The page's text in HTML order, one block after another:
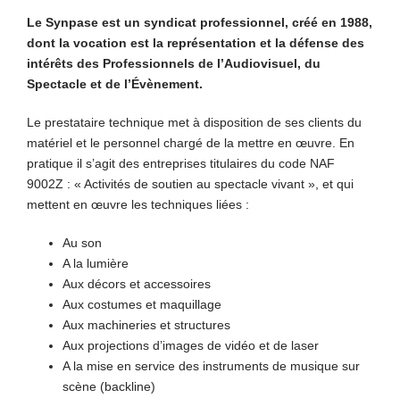
Le Synpase est un syndicat professionnel, créé en 1988,
dont la vocation est la représentation et la défense des
intérêts des Professionnels de l’Audiovisuel, du
Spectacle et de l’Évènement.
Le prestataire technique met à disposition de ses clients du
matériel et le personnel chargé de la mettre en œuvre. En
pratique il s’agit des entreprises titulaires du code NAF
9002Z : « Activités de soutien au spectacle vivant », et qui
mettent en œuvre les techniques liées :
Au son
A la lumière
Aux décors et accessoires
Aux costumes et maquillage
Aux machineries et structures
Aux projections d’images de vidéo et de laser
A la mise en service des instruments de musique sur
scène (backline)